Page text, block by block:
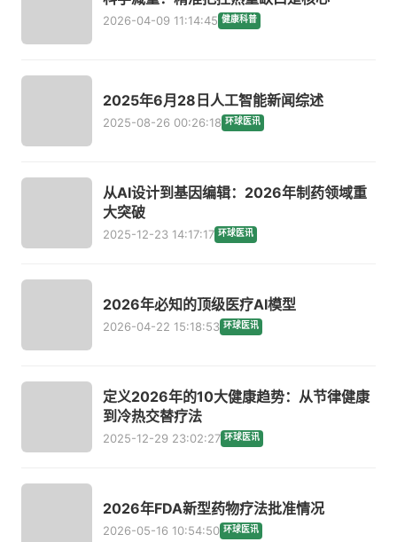
2026-04-09 11:14:45 健康科普
2025年6月28日人工智能新闻综述
2025-08-26 00:26:18 环球医讯
从AI设计到基因编辑：2026年制药领域重
大突破
2025-12-23 14:17:17 环球医讯
2026年必知的顶级医疗AI模型
2026-04-22 15:18:53 环球医讯
定义2026年的10大健康趋势：从节律健康
到冷热交替疗法
2025-12-29 23:02:27 环球医讯
2026年FDA新型药物疗法批准情况
2026-05-16 10:54:50 环球医讯